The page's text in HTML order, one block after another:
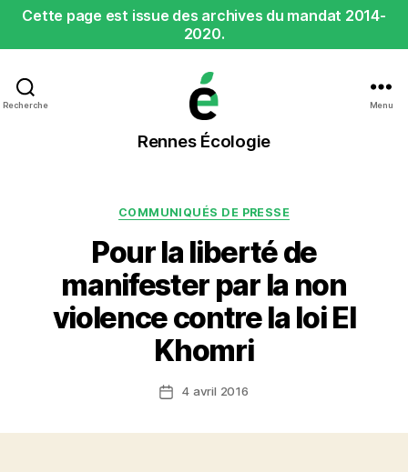
Cette page est issue des archives du mandat 2014-
2020.
Recherche
Rennes
Écologie
Rennes Écologie
Menu
Catégories
COMMUNIQUÉS DE PRESSE
Pour la liberté de
manifester par la non
violence contre la loi El
Khomri
Date4 avril 2016